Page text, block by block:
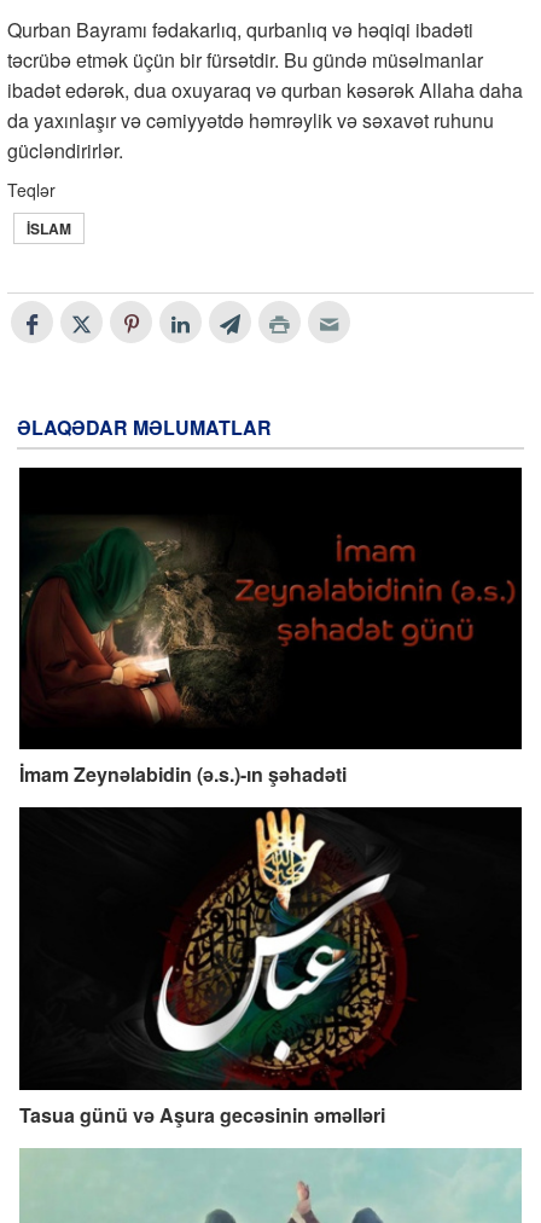
Qurban Bayramı fədakarlıq, qurbanlıq və həqiqi ibadəti
təcrübə etmək üçün bir fürsətdir. Bu gündə müsəlmanlar
ibadət edərək, dua oxuyaraq və qurban kəsərək Allaha daha
da yaxınlaşır və cəmiyyətdə həmrəylik və səxavət ruhunu
gücləndirirlər.
Teqlər
İSLAM
ƏLAQƏDAR MƏLUMATLAR
İmam Zeynəlabidin (ə.s.)-ın şəhadəti
Tasua günü və Aşura gecəsinin əməlləri